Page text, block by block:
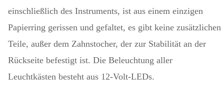
einschließlich des Instruments, ist aus einem einzigen
Papierring gerissen und gefaltet, es gibt keine zusätzlichen
Teile, außer dem Zahnstocher, der zur Stabilität an der
Rückseite befestigt ist. Die Beleuchtung aller
Leuchtkästen besteht aus 12-Volt-LEDs.